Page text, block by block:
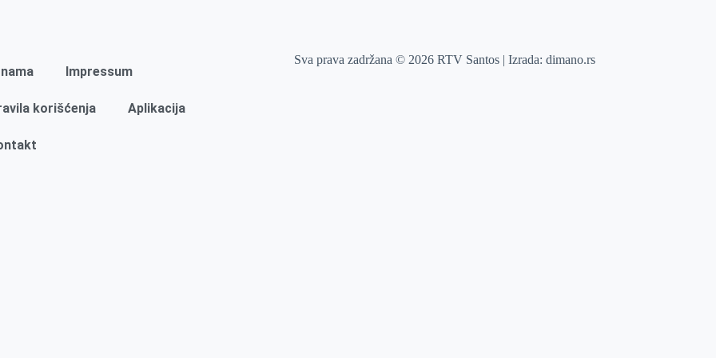
Impressum
korišćenja Aplikacija
Sva prava zadržana © 2026 RTV Santos | Izrada:dimano.rs